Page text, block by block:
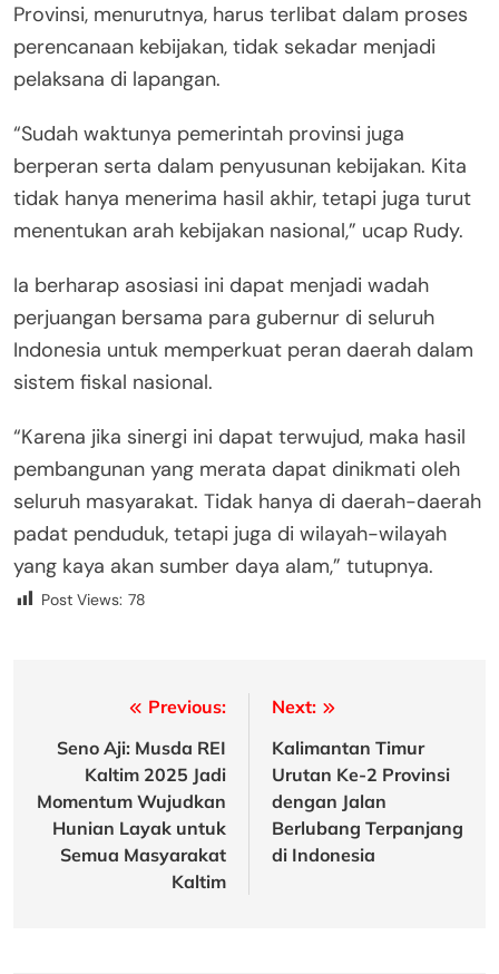
Provinsi, menurutnya, harus terlibat dalam proses
perencanaan kebijakan, tidak sekadar menjadi
pelaksana di lapangan.
“Sudah waktunya pemerintah provinsi juga
berperan serta dalam penyusunan kebijakan. Kita
tidak hanya menerima hasil akhir, tetapi juga turut
menentukan arah kebijakan nasional,” ucap Rudy.
Ia berharap asosiasi ini dapat menjadi wadah
perjuangan bersama para gubernur di seluruh
Indonesia untuk memperkuat peran daerah dalam
sistem fiskal nasional.
“Karena jika sinergi ini dapat terwujud, maka hasil
pembangunan yang merata dapat dinikmati oleh
seluruh masyarakat. Tidak hanya di daerah-daerah
padat penduduk, tetapi juga di wilayah-wilayah
yang kaya akan sumber daya alam,” tutupnya.
Post Views: 78
navigation
Previous:
Seno Aji: Musda REI
Kaltim 2025 Jadi
Momentum Wujudkan
Hunian Layak untuk
Semua Masyarakat
Kaltim
Next:
Kalimantan Timur
Urutan Ke-2 Provinsi
dengan Jalan
Berlubang Terpanjang
di Indonesia